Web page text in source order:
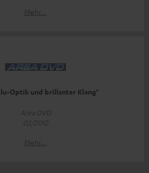
Mehr...
Optik und brillanter Klang"
Area DVD
02/2012
Mehr...